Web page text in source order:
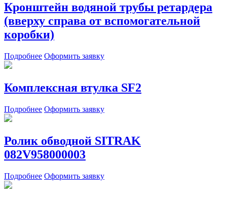
Кронштейн водяной трубы ретардера
(вверху справа от вспомогательной
коробки)
Подробнее Оформить заявку
Комплексная втулка SF2
Подробнее Оформить заявку
Ролик обводной SITRAK
082V958000003
Подробнее Оформить заявку